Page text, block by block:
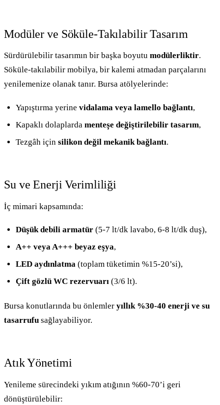
Modüler ve Söküle-Takılabilir Tasarım
Sürdürülebilir tasarımın bir başka boyutu modülerliktir.
Söküle-takılabilir mobilya, bir kalemi atmadan parçalarını
yenilemenize olanak tanır. Bursa atölyelerinde:
Yapıştırma yerine vidalama veya lamello bağlantı,
Kapaklı dolaplarda menteşe değiştirilebilir tasarım,
Tezgâh için silikon değil mekanik bağlantı.
Su ve Enerji Verimliliği
İç mimari kapsamında:
Düşük debili armatür(5-7 lt/dk lavabo, 6-8 lt/dk duş),
A++ veya A+++ beyaz eşya,
LED aydınlatma(toplam tüketimin %15-20’si),
Çift gözlü WC rezervuarı(3/6 lt).
Bursa konutlarında bu önlemler yıllık %30-40 enerji ve su
tasarrufu sağlayabiliyor.
Atık Yönetimi
Yenileme sürecindeki yıkım atığının %60-70’i geri
dönüştürülebilir: